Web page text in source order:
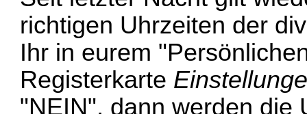
richtigen Uhrzeiten der
Ihr in eurem
Registerkarte
"NEIN", dann werden die